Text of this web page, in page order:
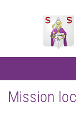
Mission